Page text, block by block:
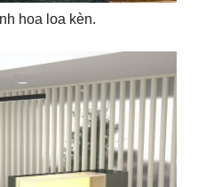
hoa loa kèn.